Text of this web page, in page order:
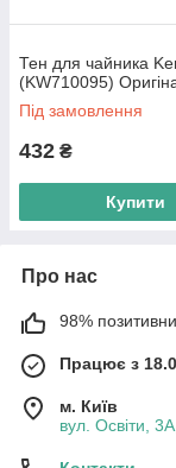
Тен для чайника
(KW710095)
Під замовлення
432 ₴
Купити
Про нас
98%
Працює з
м. Київ
вул. Освіти,